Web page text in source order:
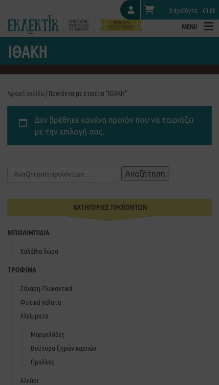
0 προϊόντα - €0.00
MENU
ΙΘΑΚΗ
Αρχική σελίδα / Προϊόντα με ετικέτα “ΙΘΑΚΗ”
Δεν βρέθηκε κανένα προϊόν που να ταιριάζει
με την επιλογή σας.
Αναζήτηση
ΚΑΤΗΓΟΡΙΕΣ ΠΡΟΪΟΝΤΩΝ
ΜΠΙΧΛΙΜΠΙΔΙΑ
Καλάθια δώρα
ΤΡΟΦΙΜΑ
Ζάχαρη-Γλυκαντικά
Φυτικά γάλατα
Αλείμματα
Μαρμελάδες
Βούτυρα ξηρών καρπών
Πραλίνες
Αλεύρι